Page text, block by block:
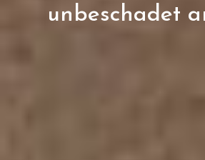
unbeschadet